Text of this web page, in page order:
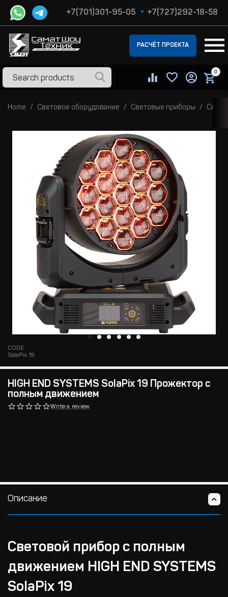
+7(701)301-95-05 +7(727)292-18-58
РАСЧЁТ ПРОЕКТА
0
Home Световое оборудование Световые приборы
CODE:
SolaPix 19
HIGH END SYSTEMS SolaPix 19 Прожектор с
полным движением
Write a review
Описание
Световой прибор с полным
движением HIGH END SYSTEMS
SolaPix 19